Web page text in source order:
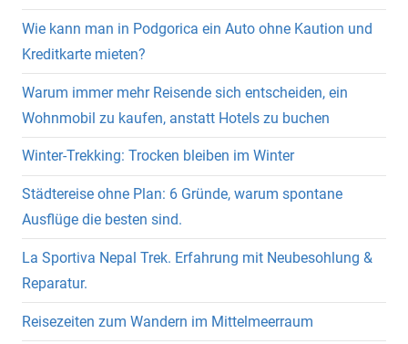
Wie kann man in Podgorica ein Auto ohne Kaution und
Kreditkarte mieten?
Warum immer mehr Reisende sich entscheiden, ein
Wohnmobil zu kaufen, anstatt Hotels zu buchen
Winter-Trekking: Trocken bleiben im Winter
Städtereise ohne Plan: 6 Gründe, warum spontane
Ausflüge die besten sind.
La Sportiva Nepal Trek. Erfahrung mit Neubesohlung &
Reparatur.
Reisezeiten zum Wandern im Mittelmeerraum